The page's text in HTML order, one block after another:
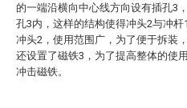
的一端沿横向中心线方向设有插孔3
孔3内，这样的结构使得冲头2与冲
冲头2，使用范围广，为了便于拆装
还设置了磁铁3，为了提高整体的使
冲击磁铁。